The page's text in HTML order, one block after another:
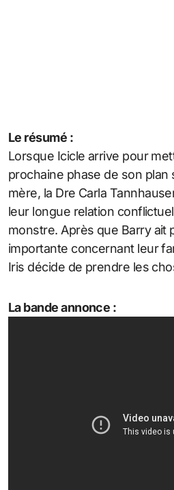
Le résumé :
Lorsque Icicle arrive pour
prochaine phase de son plan
mère, la Dre Carla
leur longue relation
monstre. Après que Barry ait
importante concernant leur
Iris décide de prendre les
La bande annonce :